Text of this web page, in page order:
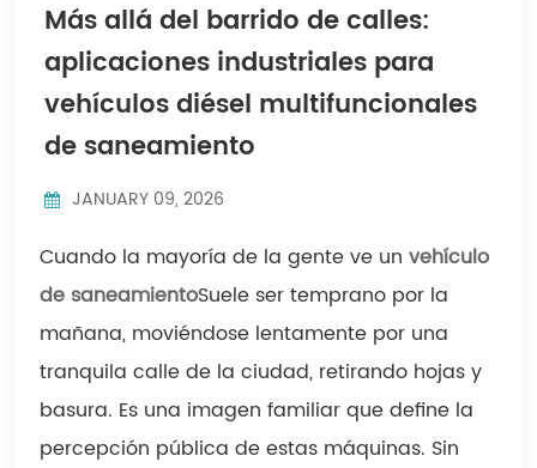
Indonesia
中文
Más allá del barrido de calles:
aplicaciones industriales para
vehículos diésel multifuncionales
de saneamiento
JANUARY 09, 2026
Cuando la mayoría de la gente ve unvehículo
de saneamientoSuele ser temprano por la
mañana, moviéndose lentamente por una
tranquila calle de la ciudad, retirando hojas y
basura. Es una imagen familiar que define la
percepción pública de estas máquinas. Sin